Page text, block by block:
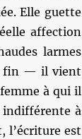
Elle guette
affection
larmes
fin — il vient
à qui il
indifférente à
l’écriture est